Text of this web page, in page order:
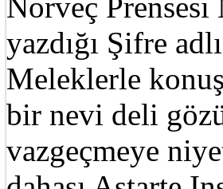
Norveç
yazdığı Şifre
Meleklerle
bir nevi deli
vazgeçmeye